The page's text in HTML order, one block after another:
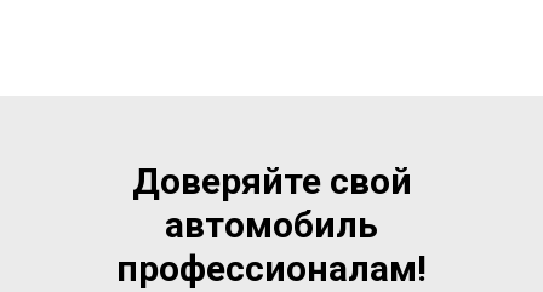
Доверяйте свой
автомобиль
профессионалам!